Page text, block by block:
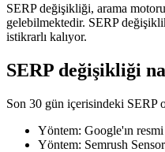
SERP değişikliği, arama
gelebilmektedir. SERP
istikrarlı kalıyor.
SERP değişikliği
Son 30 gün içerisindeki SERP
Yöntem: Google'ın
Yöntem: Semrush Sensor